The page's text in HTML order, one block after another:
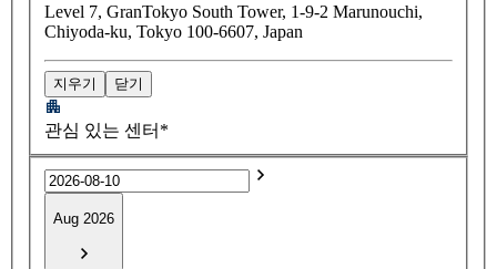
Level 7, GranTokyo South Tower, 1-9-2 Marunouchi,
Chiyoda-ku, Tokyo 100-6607, Japan
지우기 닫기
관심 있는 센터*
Aug 2026